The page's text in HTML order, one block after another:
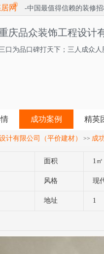
网
®-中国最值得信赖的装修招
庆品众装饰工程设计
口为品口碑打天下；三人成众人
成功案例 精英
计有限公司（平价建材） >> 成
面积 1㎡
风格 现
地址 1